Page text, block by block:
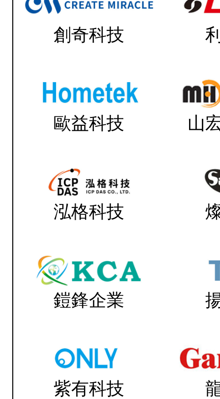
創奇科技
歐益科技 山
泓格科技
鎧鋒企業
紫有科技